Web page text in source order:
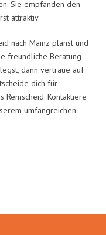
Sie empfanden den
attraktiv.
nach Mainz planst und
freundliche Beratung
dann vertraue auf
dich für
Remscheid. Kontaktiere
umfangreichen